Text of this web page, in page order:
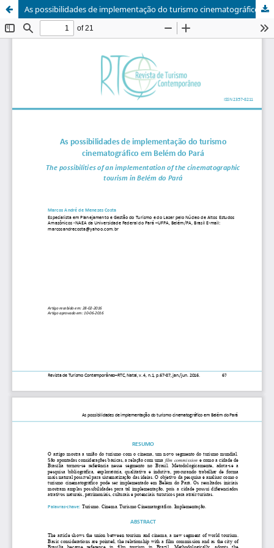
As possibilidades de implementação do turismo cinematográfico em Belém do Pará